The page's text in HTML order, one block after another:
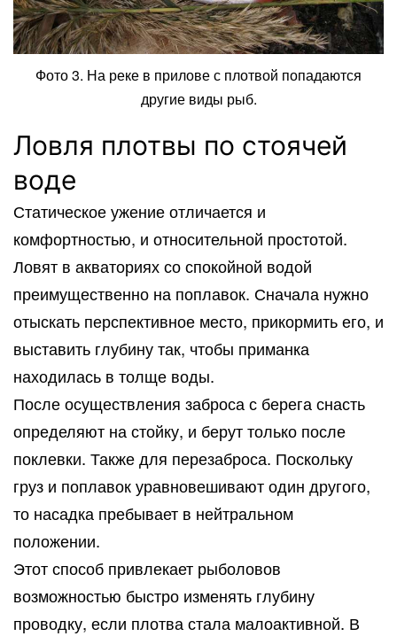
Фото 3. На реке в прилове с плотвой попадаются
другие виды рыб.
Ловля плотвы по стоячей
воде
Статическое ужение отличается и
комфортностью, и относительной простотой.
Ловят в акваториях со спокойной водой
преимущественно на поплавок. Сначала нужно
отыскать перспективное место, прикормить его, и
выставить глубину так, чтобы приманка
находилась в толще воды.
После осуществления заброса с берега снасть
определяют на стойку, и берут только после
поклевки. Также для перезаброса. Поскольку
груз и поплавок уравновешивают один другого,
то насадка пребывает в нейтральном
положении.
Этот способ привлекает рыболовов
возможностью быстро изменять глубину
проводку, если плотва стала малоактивной. В